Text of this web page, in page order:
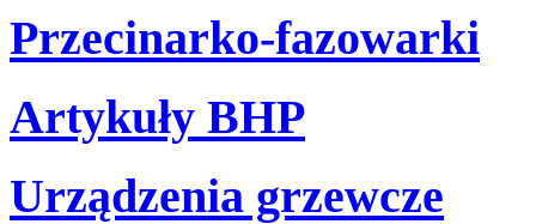
Przecinarko-fazowarki
Artykuły BHP
Urządzenia grzewcze